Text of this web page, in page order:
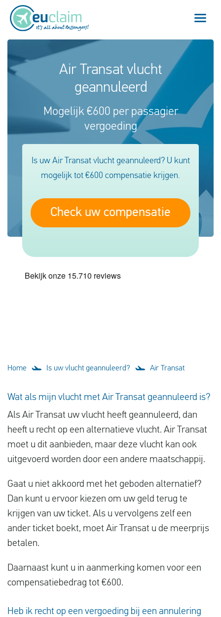
Gemaakte kosten
Nederlands
Vlucht vertraagd
Vlucht geannuleerd
Onze service
Veelgestelde vragen
Inloggen
Air Transat vlucht
geannuleerd
Mogelijk €600 per passagier
vergoeding
Is uw Air Transat vlucht geannuleerd? U kunt
mogelijk tot €600 compensatie krijgen.
Check uw compensatie
Home Is uw vlucht geannuleerd? Air Transat
Wat als mijn vlucht met Air Transat geannuleerd is?
Als Air Transat uw vlucht heeft geannuleerd, dan
heeft u recht op een alternatieve vlucht. Air Transat
moet u dit aanbieden, maar deze vlucht kan ook
uitgevoerd worden door een andere maatschappij.
Gaat u niet akkoord met het geboden alternatief?
Dan kunt u ervoor kiezen om uw geld terug te
krijgen van uw ticket. Als u vervolgens zelf een
ander ticket boekt, moet Air Transat u de meerprijs
betalen.
Daarnaast kunt u in aanmerking komen voor een
compensatiebedrag tot €600.
Heb ik recht op een vergoeding bij een annulering